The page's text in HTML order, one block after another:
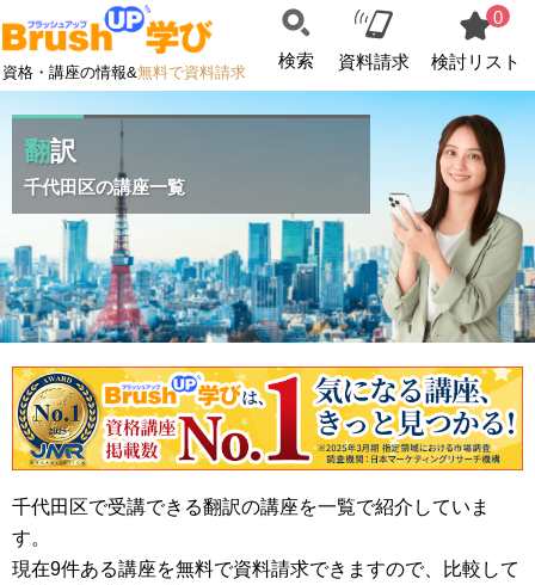
資格・講座の情報&無料で資料請求
検索 資料請求
0
検討リスト
翻訳
千代田区の講座一覧
千代田区で受講できる翻訳の講座を一覧で紹介していま
す。
現在9件ある講座を無料で資料請求できますので、比較して